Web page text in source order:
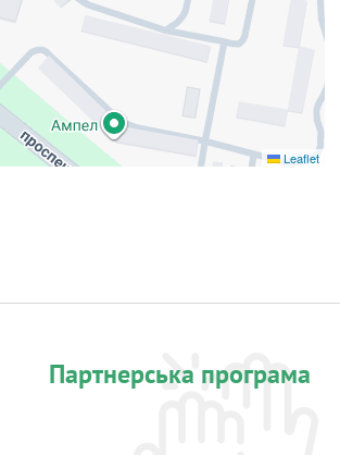
Leaflet
Партнерська програма